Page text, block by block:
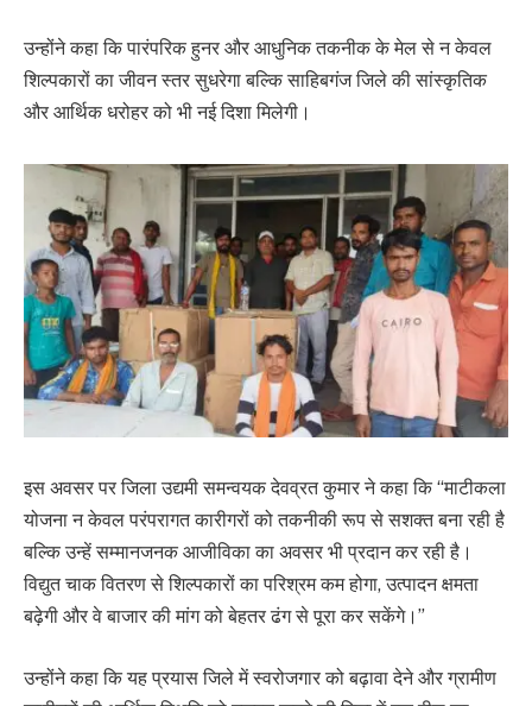
उन्होंने कहा कि पारंपरिक हुनर और आधुनिक तकनीक के मेल से न केवल
शिल्पकारों का जीवन स्तर सुधरेगा बल्कि साहिबगंज जिले की सांस्कृतिक
और आर्थिक धरोहर को भी नई दिशा मिलेगी।
इस अवसर पर जिला उद्यमी समन्वयक देवव्रत कुमार ने कहा कि “माटीकला
योजना न केवल परंपरागत कारीगरों को तकनीकी रूप से सशक्त बना रही है
बल्कि उन्हें सम्मानजनक आजीविका का अवसर भी प्रदान कर रही है।
विद्युत चाक वितरण से शिल्पकारों का परिश्रम कम होगा, उत्पादन क्षमता
बढ़ेगी और वे बाजार की मांग को बेहतर ढंग से पूरा कर सकेंगे।”
उन्होंने कहा कि यह प्रयास जिले में स्वरोजगार को बढ़ावा देने और ग्रामीण